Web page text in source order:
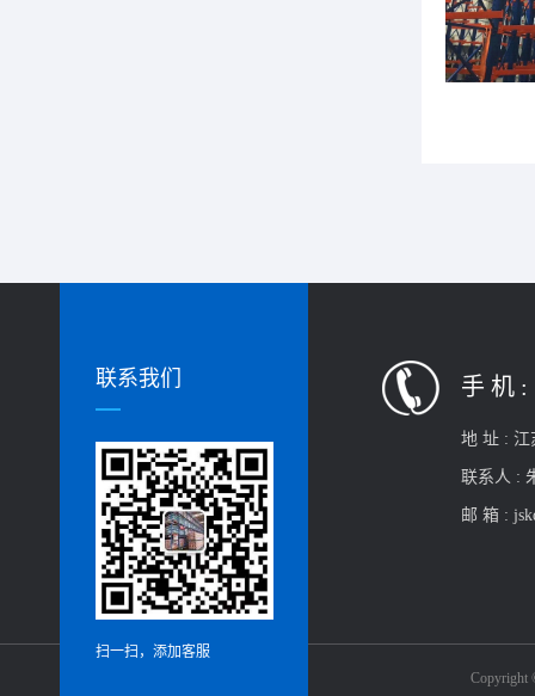
手 机 :
地 址 : 江
联系人 :
邮 箱 :
联系我们
扫一扫，添加客服
Copyright